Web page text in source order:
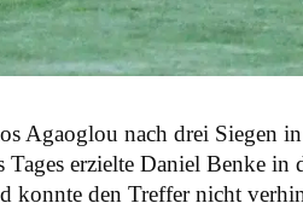
Agaoglou nach drei Siegen
erzielte Daniel Benke
den Treffer nicht